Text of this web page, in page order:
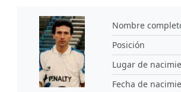
Nombre
Posición
Lugar de
Fecha de